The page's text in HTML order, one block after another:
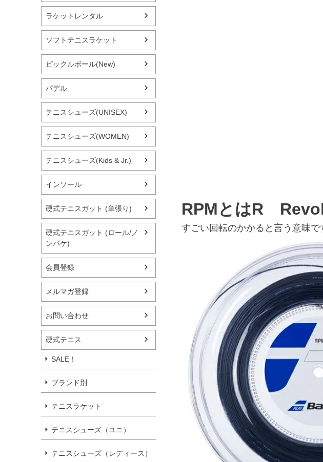
ラケットレンタル
ソフトテニスラケット
ピックルボール(New)
パデル
テニスシューズ(UNISEX)
テニスシューズ(WOMEN)
テニスシューズ(Kids & Jr.)
インソール
硬式テニスガット (単張り)
硬式テニスガット (ロール/ノ
ンパケ)
会員登録
メルマガ登録
お問い合わせ
硬式テニス
SALE！
ブランド別
テニスラケット
テニスシューズ（ユニ）
テニスシューズ（レディース）
RPMとはR
すごい回転のかかると言う意